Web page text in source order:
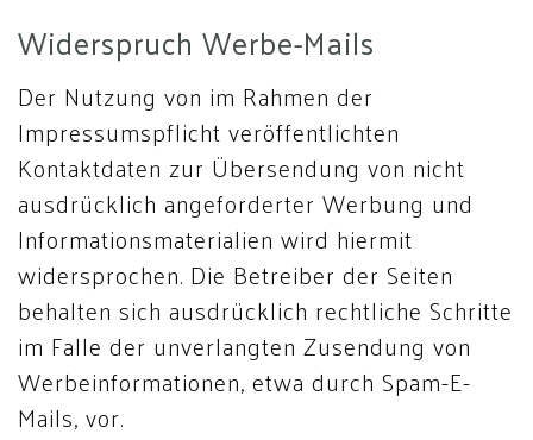
Widerspruch Werbe-Mails
Der Nutzung von im Rahmen der
Impressumspflicht veröffentlichten
Kontaktdaten zur Übersendung von nicht
ausdrücklich angeforderter Werbung und
Informationsmaterialien wird hiermit
widersprochen. Die Betreiber der Seiten
behalten sich ausdrücklich rechtliche Schritte
im Falle der unverlangten Zusendung von
Werbeinformationen, etwa durch Spam-E-
Mails, vor.